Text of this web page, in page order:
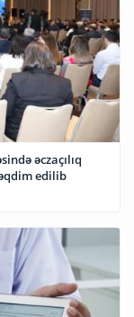
əczaçılıq
edilib